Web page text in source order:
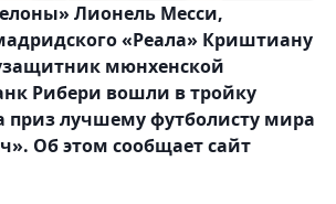
Лионель Месси,
«Реала» Криштиану
мюнхенской
Рибери вошли в тройку
приз лучшему футболисту мира
Об этом сообщает сайт